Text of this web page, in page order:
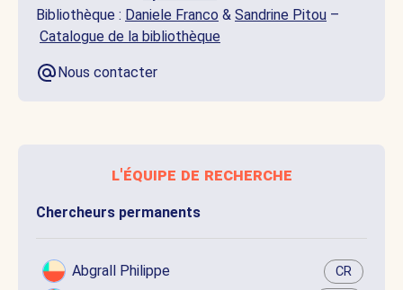
Bibliothèque : Daniele Franco & Sandrine Pitou –
Catalogue de la bibliothèque
Nous contacter
l'équipe de recherche
Chercheurs permanents
Abgrall Philippe CR